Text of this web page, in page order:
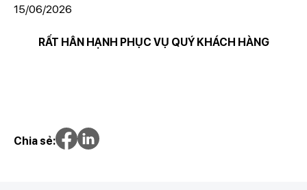
15/06/2026
RẤT HÂN HẠNH PHỤC VỤ QUÝ KHÁCH HÀNG
Chia sẻ: